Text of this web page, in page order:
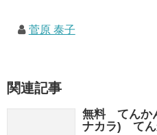
菅原 泰子
関連記事
無料 てんか
ナカラ) てん